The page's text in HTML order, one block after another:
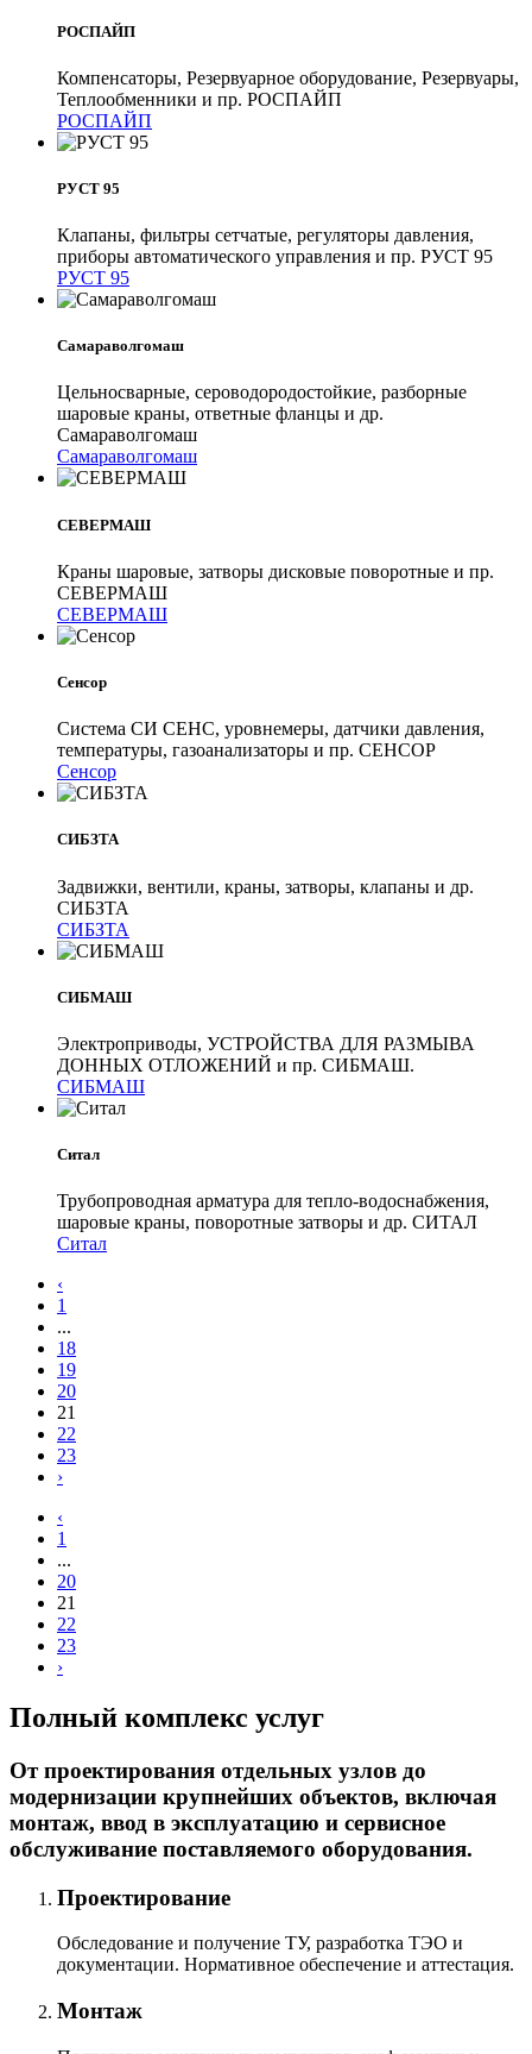
РОСПАЙП
Компенсаторы, Резервуарное оборудование, Резервуары,
Теплообменники и пр. РОСПАЙП
РОСПАЙП
РУСТ 95
Клапаны, фильтры сетчатые, регуляторы давления,
приборы автоматического управления и пр. РУСТ 95
РУСТ 95
Самараволгомаш
Цельносварные, сероводородостойкие, разборные
шаровые краны, ответные фланцы и др.
Самараволгомаш
Самараволгомаш
СЕВЕРМАШ
Краны шаровые, затворы дисковые поворотные и пр.
СЕВЕРМАШ
СЕВЕРМАШ
Сенсор
Система СИ СЕНС, уровнемеры, датчики давления,
температуры, газоанализаторы и пр. СЕНСОР
Сенсор
СИБЗТА
Задвижки, вентили, краны, затворы, клапаны и др.
СИБЗТА
СИБЗТА
СИБМАШ
Электроприводы, УСТРОЙСТВА ДЛЯ РАЗМЫВА
ДОННЫХ ОТЛОЖЕНИЙ и пр. СИБМАШ.
СИБМАШ
Ситал
Трубопроводная арматура для тепло-водоснабжения,
шаровые краны, поворотные затворы и др. СИТАЛ
Ситал
‹
1
...
18
19
20
21
22
23
›
‹
1
...
20
21
22
23
›
Полный комплекс услуг
От проектирования отдельных узлов до
модернизации крупнейших объектов, включая
монтаж, ввод в эксплуатацию и сервисное
обслуживание поставляемого оборудования.
Проектирование
Обследование и получение ТУ, разработка ТЭО и
документации. Нормативное обеспечение и аттестация.
Монтаж